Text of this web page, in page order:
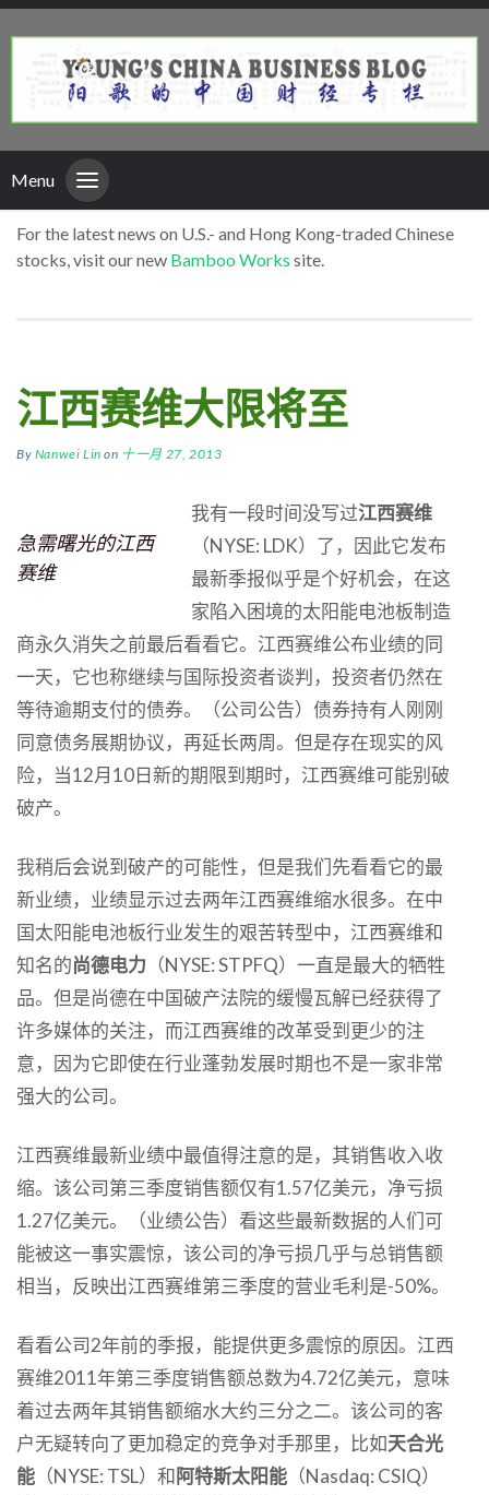
Menu
For the latest news on U.S.- and Hong Kong-traded Chinese
stocks, visit our new Bamboo Works site.
江西赛维大限将至
By Nanwei Lin on 十一月 27, 2013
急需曙光的江西
赛维
我有一段时间没写过江西赛维
（NYSE: LDK）了，因此它发布
最新季报似乎是个好机会，在这
家陷入困境的太阳能电池板制造
商永久消失之前最后看看它。江西赛维公布业绩的同
一天，它也称继续与国际投资者谈判，投资者仍然在
等待逾期支付的债券。（公司公告）债券持有人刚刚
同意债务展期协议，再延长两周。但是存在现实的风
险，当12月10日新的期限到期时，江西赛维可能别破
破产。
我稍后会说到破产的可能性，但是我们先看看它的最
新业绩，业绩显示过去两年江西赛维缩水很多。在中
国太阳能电池板行业发生的艰苦转型中，江西赛维和
知名的尚德电力 （NYSE: STPFQ）一直是最大的牺牲
品。但是尚德在中国破产法院的缓慢瓦解已经获得了
许多媒体的关注，而江西赛维的改革受到更少的注
意，因为它即使在行业蓬勃发展时期也不是一家非常
强大的公司。
江西赛维最新业绩中最值得注意的是，其销售收入收
缩。该公司第三季度销售额仅有1.57亿美元，净亏损
1.27亿美元。（业绩公告）看这些最新数据的人们可
能被这一事实震惊，该公司的净亏损几乎与总销售额
相当，反映出江西赛维第三季度的营业毛利是-50%。
看看公司2年前的季报，能提供更多震惊的原因。江西
赛维2011年第三季度销售额总数为4.72亿美元，意味
着过去两年其销售额缩水大约三分之二。该公司的客
户无疑转向了更加稳定的竞争对手那里，比如天合光
能 （NYSE: TSL）和阿特斯太阳能 （Nasdaq: CSIQ）